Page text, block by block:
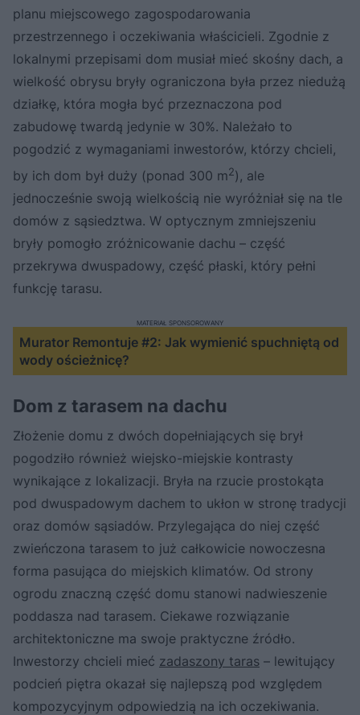
planu miejscowego zagospodarowania
przestrzennego i oczekiwania właścicieli. Zgodnie z
lokalnymi przepisami dom musiał mieć skośny dach, a
wielkość obrysu bryły ograniczona była przez niedużą
działkę, która mogła być przeznaczona pod
zabudowę twardą jedynie w 30%. Należało to
pogodzić z wymaganiami inwestorów, którzy chcieli,
by ich dom był duży (ponad 300 m2), ale
jednocześnie swoją wielkością nie wyróżniał się na tle
domów z sąsiedztwa. W optycznym zmniejszeniu
bryły pomogło zróżnicowanie dachu – część
przekrywa dwuspadowy, część płaski, który pełni
funkcję tarasu.
Murator Remontuje #2: Jak wymienić spuchniętą od
wody ościeżnicę?
MATERIAŁ SPONSOROWANY
Dom z tarasem na dachu
Złożenie domu z dwóch dopełniających się brył
pogodziło również wiejsko-miejskie kontrasty
wynikające z lokalizacji. Bryła na rzucie prostokąta
pod dwuspadowym dachem to ukłon w stronę tradycji
oraz domów sąsiadów. Przylegająca do niej część
zwieńczona tarasem to już całkowicie nowoczesna
forma pasująca do miejskich klimatów. Od strony
ogrodu znaczną część domu stanowi nadwieszenie
poddasza nad tarasem. Ciekawe rozwiązanie
architektoniczne ma swoje praktyczne źródło.
Inwestorzy chcieli mieć zadaszony taras – lewitujący
podcień piętra okazał się najlepszą pod względem
kompozycyjnym odpowiedzią na ich oczekiwania.